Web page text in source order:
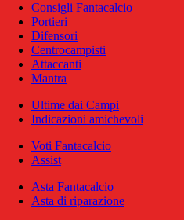
Consigli Fantacalcio
Portieri
Difensori
Centrocampisti
Attaccanti
Mantra
Ultime dai Campi
Indicazioni amichevoli
Voti Fantacalcio
Assist
Asta Fantacalcio
Asta di riparazione